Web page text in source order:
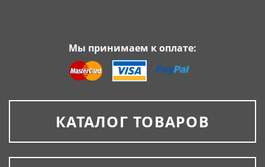
Мы принимаем к оплате:
КАТАЛОГ ТОВАРОВ